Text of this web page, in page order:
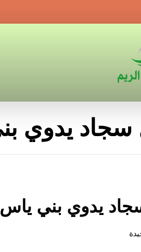
يدوي
يدوي بني ياس